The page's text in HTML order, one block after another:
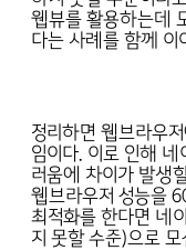
웹뷰를 활용하는데
다는 사례를 함께 이
정리하면 웹브라우
임이다. 이로 인해
러움에 차이가 발생
웹브라우저 성능을
최적화를 한다면 네
지 못할 수준)으로